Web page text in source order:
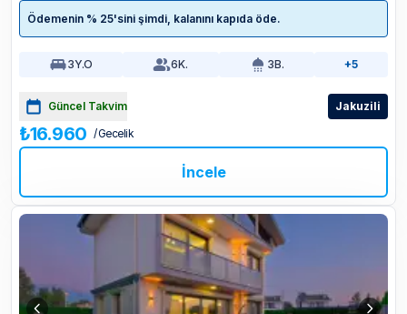
Ödemenin % 25'sini şimdi, kalanını kapıda öde.
3Y.O 6K. 3B. +5
Güncel Takvim Jakuzili
₺16.960 / Gecelik
İncele